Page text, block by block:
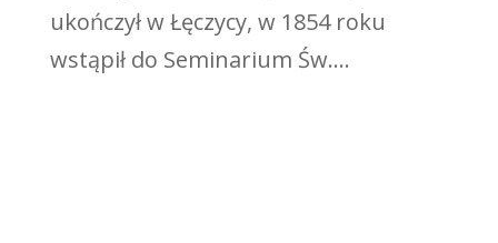
ukończył w Łęczycy, w 1854 roku
wstąpił do Seminarium Św....